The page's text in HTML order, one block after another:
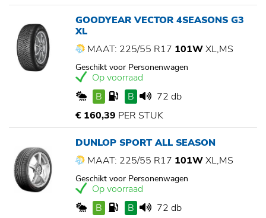
GOODYEAR VECTOR 4SEASONS G3
XL
MAAT: 225/55 R17 101WXL,MS
Geschikt voor Personenwagen
Op voorraad
B
B
72 db
€ 160,39 PER STUK
DUNLOP SPORT ALL SEASON
MAAT: 225/55 R17 101WXL,MS
Geschikt voor Personenwagen
Op voorraad
B
B
72 db